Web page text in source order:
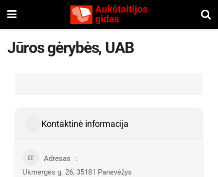
Jūros gėrybės, UAB
Kontaktinė informacija
Adresas
Ukmergės g. 26, 35181 Panevėžys